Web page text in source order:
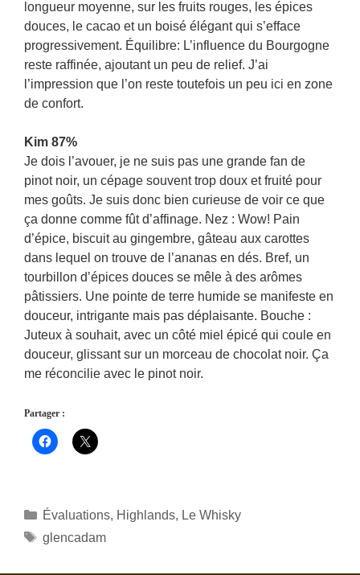
longueur moyenne, sur les fruits rouges, les épices
douces, le cacao et un boisé élégant qui s’efface
progressivement. Équilibre: L’influence du Bourgogne
reste raffinée, ajoutant un peu de relief. J’ai
l’impression que l’on reste toutefois un peu ici en zone
de confort.
Kim 87%
Je dois l’avouer, je ne suis pas une grande fan de
pinot noir, un cépage souvent trop doux et fruité pour
mes goûts. Je suis donc bien curieuse de voir ce que
ça donne comme fût d’affinage. Nez : Wow! Pain
d’épice, biscuit au gingembre, gâteau aux carottes
dans lequel on trouve de l’ananas en dés. Bref, un
tourbillon d’épices douces se mêle à des arômes
pâtissiers. Une pointe de terre humide se manifeste en
douceur, intrigante mais pas déplaisante. Bouche :
Juteux à souhait, avec un côté miel épicé qui coule en
douceur, glissant sur un morceau de chocolat noir. Ça
me réconcilie avec le pinot noir.
Partager :
Catégories
Évaluations, Highlands, Le Whisky
Étiquettes
glencadam